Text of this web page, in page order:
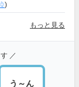
)
もっと見る
／
う～ん